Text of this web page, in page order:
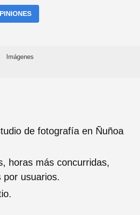
Imágenes
de fotografía en Ñuñoa
horas más concurridas,
por usuarios.